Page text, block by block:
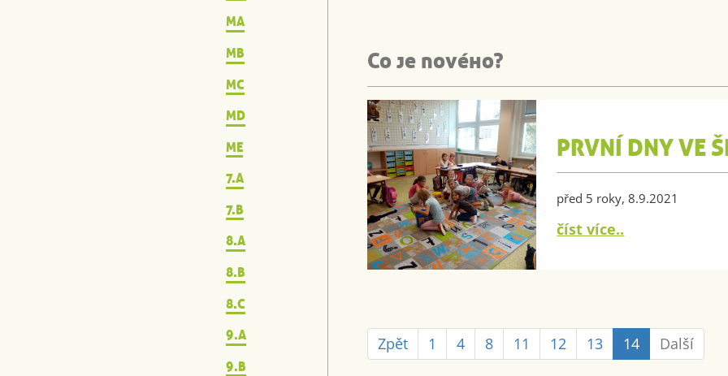
Co je nového?
PRVNÍ DNY VE
před 5 roky, 8.9.2021
číst více..
Zpět 1 4 8 11 12 13 14 Další
MA
MB
MC
MD
ME
7.A
7.B
8.A
8.B
8.C
9.A
9.B